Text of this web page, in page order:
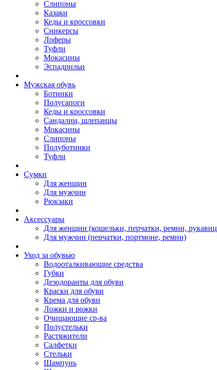
Слипоны
Казаки
Кеды и кроссовки
Сникерсы
Лоферы
Туфли
Мокасины
Эспадрильи
Мужская обувь
Ботинки
Полусапоги
Кеды и кроссовки
Сандалии, шлепанцы
Мокасины
Слипоны
Полуботинки
Туфли
Сумки
Для женщин
Для мужчин
Рюкзаки
Аксессуары
Для женщин (кошельки, перчатки, ремни,
Для мужчин (перчатки, портмоне, ремни)
Уход за обувью
Водооталкивающие средства
Губки
Дезодоранты для обуви
Краски для обуви
Крема для обуви
Ложки и рожки
Очищающие ср-ва
Полустельки
Растяжители
Салфетки
Стельки
Шампунь